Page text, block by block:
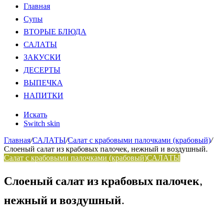
Главная
Супы
ВТОРЫЕ БЛЮДА
САЛАТЫ
ЗАКУСКИ
ДЕСЕРТЫ
ВЫПЕЧКА
НАПИТКИ
Искать
Switch skin
Главная/САЛАТЫ/Салат с крабовыми палочками (крабовый)/
Слоеный салат из крабовых палочек, нежный и воздушный.
Салат с крабовыми палочками (крабовый)САЛАТЫ
Слоеный салат из крабовых палочек,
нежный и воздушный.